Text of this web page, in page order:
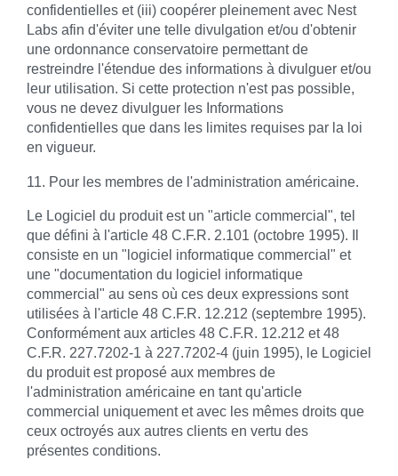
confidentielles et (iii) coopérer pleinement avec Nest
Labs afin d'éviter une telle divulgation et/ou d'obtenir
une ordonnance conservatoire permettant de
restreindre l'étendue des informations à divulguer et/ou
leur utilisation. Si cette protection n'est pas possible,
vous ne devez divulguer les Informations
confidentielles que dans les limites requises par la loi
en vigueur.
11. Pour les membres de l'administration américaine.
Le Logiciel du produit est un "article commercial", tel
que défini à l'article 48 C.F.R. 2.101 (octobre 1995). Il
consiste en un "logiciel informatique commercial" et
une "documentation du logiciel informatique
commercial" au sens où ces deux expressions sont
utilisées à l'article 48 C.F.R. 12.212 (septembre 1995).
Conformément aux articles 48 C.F.R. 12.212 et 48
C.F.R. 227.7202-1 à 227.7202-4 (juin 1995), le Logiciel
du produit est proposé aux membres de
l'administration américaine en tant qu'article
commercial uniquement et avec les mêmes droits que
ceux octroyés aux autres clients en vertu des
présentes conditions.